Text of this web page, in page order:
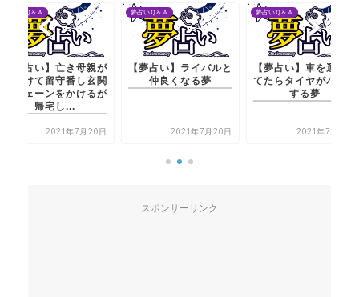
夢占いＱ＆Ａ
【夢占い】亡き母親が
出かけて留守番し玄関
にチェーンをかけるが
帰宅し...
2021年7月20日
夢占いＱ＆Ａ
【夢占い】ライバルと
仲良くなる夢
2021年7月20日
夢占いＱ＆Ａ
【夢占い】車を運転し
てたらタイヤがパンク
する夢
2021年7月21日
スポンサーリンク